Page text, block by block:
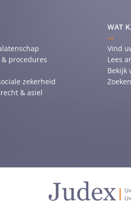
procedures
zekerheid
& asiel
WAT
Vind
Lees
Bekijk
Zoeken